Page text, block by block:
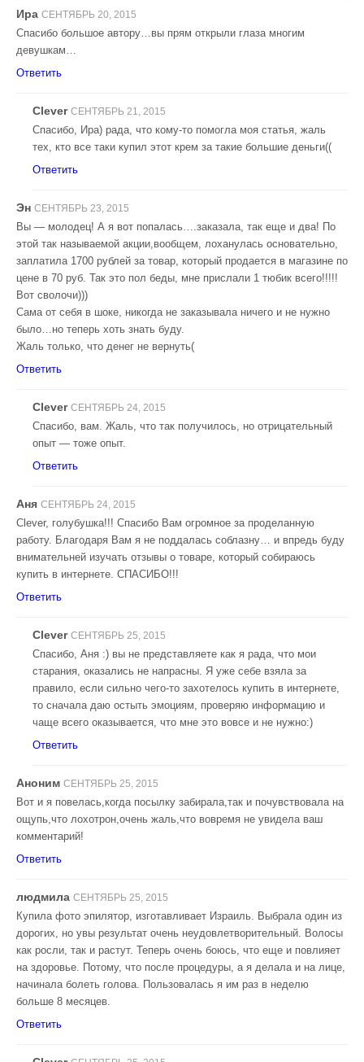
Ира СЕНТЯБРЬ 20, 2015
Спасибо большое автору…вы прям открыли глаза многим
девушкам…
Ответить
Clever СЕНТЯБРЬ 21, 2015
Спасибо, Ира) рада, что кому-то помогла моя статья, жаль
тех, кто все таки купил этот крем за такие большие деньги((
Ответить
Эн СЕНТЯБРЬ 23, 2015
Вы — молодец! А я вот попалась….заказала, так еще и два! По
этой так называемой акции,вообщем, лоханулась основательно,
заплатила 1700 рублей за товар, который продается в магазине по
цене в 70 руб. Так это пол беды, мне прислали 1 тюбик всего!!!!!
Вот сволочи)))
Сама от себя в шоке, никогда не заказывала ничего и не нужно
было…но теперь хоть знать буду.
Жаль только, что денег не вернуть(
Ответить
Clever СЕНТЯБРЬ 24, 2015
Спасибо, вам. Жаль, что так получилось, но отрицательный
опыт — тоже опыт.
Ответить
Аня СЕНТЯБРЬ 24, 2015
Clever, голубушка!!! Спасибо Вам огромное за проделанную
работу. Благодаря Вам я не поддалась соблазну… и впредь буду
внимательней изучать отзывы о товаре, который собираюсь
купить в интернете. СПАСИБО!!!
Ответить
Clever СЕНТЯБРЬ 25, 2015
Спасибо, Аня :) вы не представляете как я рада, что мои
старания, оказались не напрасны. Я уже себе взяла за
правило, если сильно чего-то захотелось купить в интернете,
то сначала даю остыть эмоциям, проверяю информацию и
чаще всего оказывается, что мне это вовсе и не нужно:)
Ответить
Аноним СЕНТЯБРЬ 25, 2015
Вот и я повелась,когда посылку забирала,так и почувствовала на
ощупь,что лохотрон,очень жаль,что вовремя не увидела ваш
комментарий!
Ответить
людмила СЕНТЯБРЬ 25, 2015
Купила фото эпилятор, изготавливает Израиль. Выбрала один из
дорогих, но увы результат очень неудовлетворительный. Волосы
как росли, так и растут. Теперь очень боюсь, что еще и повлияет
на здоровье. Потому, что после процедуры, а я делала и на лице,
начинала болеть голова. Пользовалась я им раз в неделю
больше 8 месяцев.
Ответить